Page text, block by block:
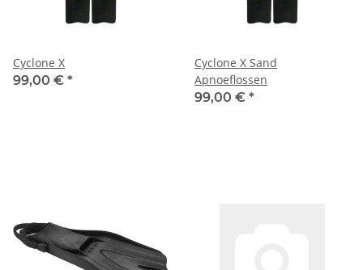
Cyclone X
99,00 € *
Cyclone X Sand
Apnoeflossen
99,00 € *